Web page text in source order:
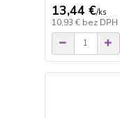
13,44 €/ks
10,93 € bez DPH